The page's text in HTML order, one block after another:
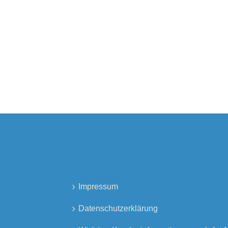
Impressum
Datenschutzerklärung